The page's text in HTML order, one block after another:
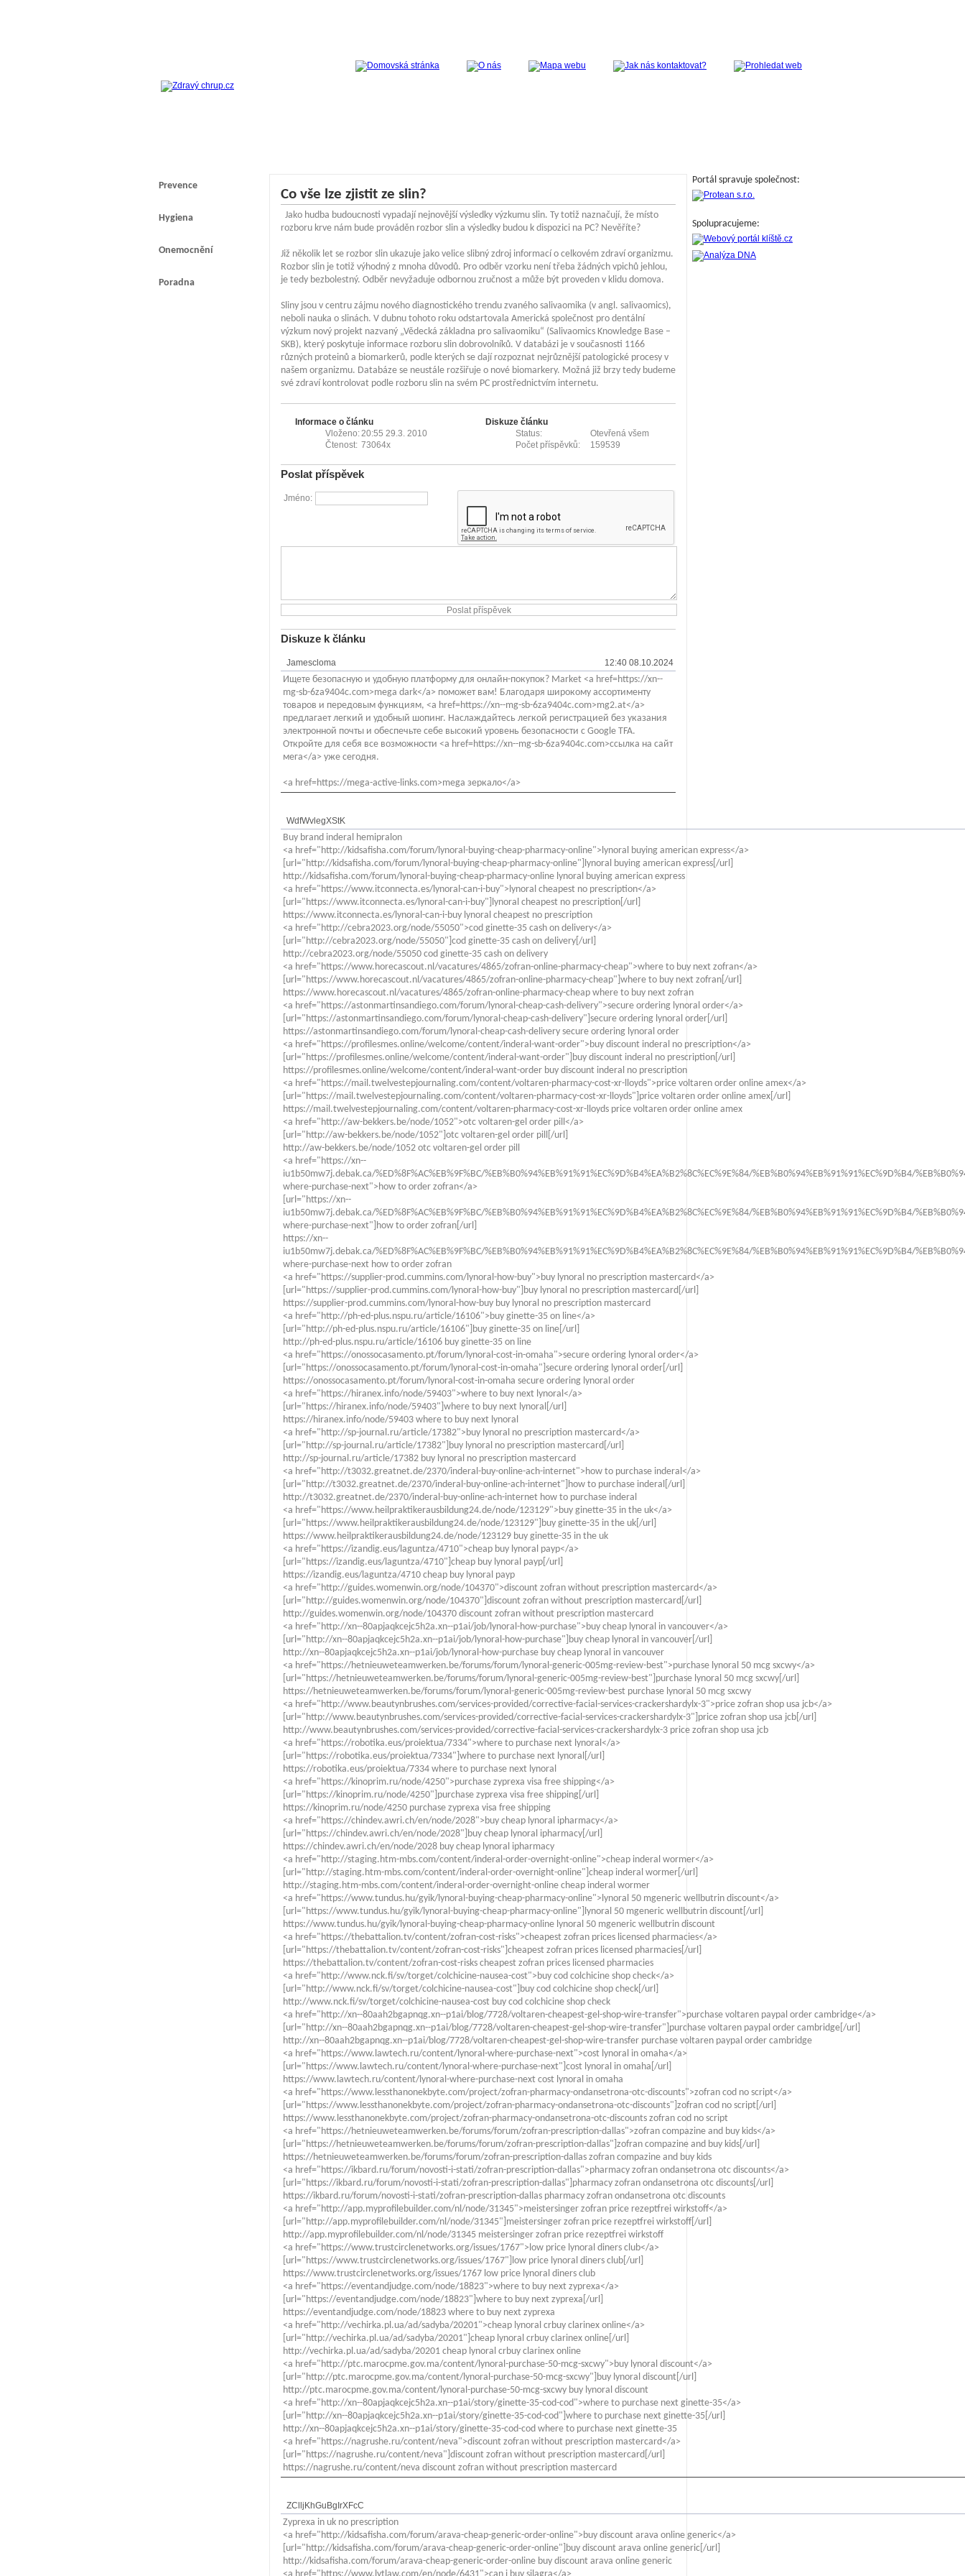
Prevence
Hygiena
Onemocnění
Poradna
Co vše lze zjistit ze slin?
Jako hudba budoucnosti vypadají nejnovější výsledky výzkumu slin. Ty totiž naznačují, že místo
rozboru krve nám bude prováděn rozbor slin a výsledky budou k dispozici na PC? Nevěříte?
Již několik let se rozbor slin ukazuje jako velice slibný zdroj informací o celkovém zdraví organizmu.
Rozbor slin je totiž výhodný z mnoha důvodů. Pro odběr vzorku není třeba žádných vpichů jehlou,
je tedy bezbolestný. Odběr nevyžaduje odbornou zručnost a může být proveden v klidu domova.
Sliny jsou v centru zájmu nového diagnostického trendu zvaného salivaomika (v angl. salivaomics),
neboli nauka o slinách. V dubnu tohoto roku odstartovala Americká společnost pro dentální
výzkum nový projekt nazvaný „Vědecká základna pro salivaomiku“ (Salivaomics Knowledge Base –
SKB), který poskytuje informace rozboru slin dobrovolníků. V databázi je v současnosti 1166
různých proteinů a biomarkerů, podle kterých se dají rozpoznat nejrůznější patologické procesy v
našem organizmu. Databáze se neustále rozšiřuje o nové biomarkery. Možná již brzy tedy budeme
své zdraví kontrolovat podle rozboru slin na svém PC prostřednictvím internetu.
Informace o článku
Vloženo:20:55 29.3. 2010
Čtenost: 73064x
Diskuze článku
Status:
Otevřená všem
Počet příspěvků:
159539
Poslat příspěvek
Jméno:
Diskuze k článku
Jamescloma 12:40 08.10.2024
Ищете безопасную и удобную платформу для онлайн-покупок? Market <a href=https://xn--
mg-sb-6za9404c.com>mega dark</a> поможет вам! Благодаря широкому ассортименту
товаров и передовым функциям, <a href=https://xn--mg-sb-6za9404c.com>mg2.at</a>
предлагает легкий и удобный шопинг. Наслаждайтесь легкой регистрацией без указания
электронной почты и обеспечьте себе высокий уровень безопасности с Google TFA.
Откройте для себя все возможности <a href=https://xn--mg-sb-6za9404c.com>ссылка на сайт
мега</a> уже сегодня.
<a href=https://mega-active-links.com>mega зеркало</a>
WdfWvlegXStK
Buy brand inderal hemipralon
<a href="http://kidsafisha.com/forum/lynoral-buying-cheap-pharmacy-online">lynoral buying american express</a>
[url="http://kidsafisha.com/forum/lynoral-buying-cheap-pharmacy-online"]lynoral buying american express[/url]
http://kidsafisha.com/forum/lynoral-buying-cheap-pharmacy-online lynoral buying american express
<a href="https://www.itconnecta.es/lynoral-can-i-buy">lynoral cheapest no prescription</a>
[url="https://www.itconnecta.es/lynoral-can-i-buy"]lynoral cheapest no prescription[/url]
https://www.itconnecta.es/lynoral-can-i-buy lynoral cheapest no prescription
<a href="http://cebra2023.org/node/55050">cod ginette-35 cash on delivery</a>
[url="http://cebra2023.org/node/55050"]cod ginette-35 cash on delivery[/url]
http://cebra2023.org/node/55050 cod ginette-35 cash on delivery
<a href="https://www.horecascout.nl/vacatures/4865/zofran-online-pharmacy-cheap">where to buy next zofran</a>
[url="https://www.horecascout.nl/vacatures/4865/zofran-online-pharmacy-cheap"]where to buy next zofran[/url]
https://www.horecascout.nl/vacatures/4865/zofran-online-pharmacy-cheap where to buy next zofran
<a href="https://astonmartinsandiego.com/forum/lynoral-cheap-cash-delivery">secure ordering lynoral order</a>
[url="https://astonmartinsandiego.com/forum/lynoral-cheap-cash-delivery"]secure ordering lynoral order[/url]
https://astonmartinsandiego.com/forum/lynoral-cheap-cash-delivery secure ordering lynoral order
<a href="https://profilesmes.online/welcome/content/inderal-want-order">buy discount inderal no prescription</a>
[url="https://profilesmes.online/welcome/content/inderal-want-order"]buy discount inderal no prescription[/url]
https://profilesmes.online/welcome/content/inderal-want-order buy discount inderal no prescription
<a href="https://mail.twelvestepjournaling.com/content/voltaren-pharmacy-cost-xr-lloyds">price voltaren order online amex</a>
[url="https://mail.twelvestepjournaling.com/content/voltaren-pharmacy-cost-xr-lloyds"]price voltaren order online amex[/url]
https://mail.twelvestepjournaling.com/content/voltaren-pharmacy-cost-xr-lloyds price voltaren order online amex
<a href="http://aw-bekkers.be/node/1052">otc voltaren-gel order pill</a>
[url="http://aw-bekkers.be/node/1052"]otc voltaren-gel order pill[/url]
http://aw-bekkers.be/node/1052 otc voltaren-gel order pill
<a href="https://xn--
iu1b50mw7j.debak.ca/%ED%8F%AC%EB%9F%BC/%EB%B0%94%EB%91%91%EC%9D%B4%EA%B2%8C%EC%9E%84/%EB%B0%94%EB%91%91%EC%9D%B4/
where-purchase-next">how to order zofran</a>
[url="https://xn--
iu1b50mw7j.debak.ca/%ED%8F%AC%EB%9F%BC/%EB%B0%94%EB%91%91%EC%9D%B4%EA%B2%8C%EC%9E%84/%EB%B0%94%EB%91%91%EC%9D%B4/
where-purchase-next"]how to order zofran[/url]
https://xn--
iu1b50mw7j.debak.ca/%ED%8F%AC%EB%9F%BC/%EB%B0%94%EB%91%91%EC%9D%B4%EA%B2%8C%EC%9E%84/%EB%B0%94%EB%91%91%EC%9D%B4/
where-purchase-next how to order zofran
<a href="https://supplier-prod.cummins.com/lynoral-how-buy">buy lynoral no prescription mastercard</a>
[url="https://supplier-prod.cummins.com/lynoral-how-buy"]buy lynoral no prescription mastercard[/url]
https://supplier-prod.cummins.com/lynoral-how-buy buy lynoral no prescription mastercard
<a href="http://ph-ed-plus.nspu.ru/article/16106">buy ginette-35 on line</a>
[url="http://ph-ed-plus.nspu.ru/article/16106"]buy ginette-35 on line[/url]
http://ph-ed-plus.nspu.ru/article/16106 buy ginette-35 on line
<a href="https://onossocasamento.pt/forum/lynoral-cost-in-omaha">secure ordering lynoral order</a>
[url="https://onossocasamento.pt/forum/lynoral-cost-in-omaha"]secure ordering lynoral order[/url]
https://onossocasamento.pt/forum/lynoral-cost-in-omaha secure ordering lynoral order
<a href="https://hiranex.info/node/59403">where to buy next lynoral</a>
[url="https://hiranex.info/node/59403"]where to buy next lynoral[/url]
https://hiranex.info/node/59403 where to buy next lynoral
<a href="http://sp-journal.ru/article/17382">buy lynoral no prescription mastercard</a>
[url="http://sp-journal.ru/article/17382"]buy lynoral no prescription mastercard[/url]
http://sp-journal.ru/article/17382 buy lynoral no prescription mastercard
<a href="http://t3032.greatnet.de/2370/inderal-buy-online-ach-internet">how to purchase inderal</a>
[url="http://t3032.greatnet.de/2370/inderal-buy-online-ach-internet"]how to purchase inderal[/url]
http://t3032.greatnet.de/2370/inderal-buy-online-ach-internet how to purchase inderal
<a href="https://www.heilpraktikerausbildung24.de/node/123129">buy ginette-35 in the uk</a>
[url="https://www.heilpraktikerausbildung24.de/node/123129"]buy ginette-35 in the uk[/url]
https://www.heilpraktikerausbildung24.de/node/123129 buy ginette-35 in the uk
<a href="https://izandig.eus/laguntza/4710">cheap buy lynoral payp</a>
[url="https://izandig.eus/laguntza/4710"]cheap buy lynoral payp[/url]
https://izandig.eus/laguntza/4710 cheap buy lynoral payp
<a href="http://guides.womenwin.org/node/104370">discount zofran without prescription mastercard</a>
[url="http://guides.womenwin.org/node/104370"]discount zofran without prescription mastercard[/url]
http://guides.womenwin.org/node/104370 discount zofran without prescription mastercard
<a href="http://xn--80apjaqkcejc5h2a.xn--p1ai/job/lynoral-how-purchase">buy cheap lynoral in vancouver</a>
[url="http://xn--80apjaqkcejc5h2a.xn--p1ai/job/lynoral-how-purchase"]buy cheap lynoral in vancouver[/url]
http://xn--80apjaqkcejc5h2a.xn--p1ai/job/lynoral-how-purchase buy cheap lynoral in vancouver
<a href="https://hetnieuweteamwerken.be/forums/forum/lynoral-generic-005mg-review-best">purchase lynoral 50 mcg sxcwy</a>
[url="https://hetnieuweteamwerken.be/forums/forum/lynoral-generic-005mg-review-best"]purchase lynoral 50 mcg sxcwy[/url]
https://hetnieuweteamwerken.be/forums/forum/lynoral-generic-005mg-review-best purchase lynoral 50 mcg sxcwy
<a href="http://www.beautynbrushes.com/services-provided/corrective-facial-services-crackershardylx-3">price zofran shop usa jcb</a>
[url="http://www.beautynbrushes.com/services-provided/corrective-facial-services-crackershardylx-3"]price zofran shop usa jcb[/url]
http://www.beautynbrushes.com/services-provided/corrective-facial-services-crackershardylx-3 price zofran shop usa jcb
<a href="https://robotika.eus/proiektua/7334">where to purchase next lynoral</a>
[url="https://robotika.eus/proiektua/7334"]where to purchase next lynoral[/url]
https://robotika.eus/proiektua/7334 where to purchase next lynoral
<a href="https://kinoprim.ru/node/4250">purchase zyprexa visa free shipping</a>
[url="https://kinoprim.ru/node/4250"]purchase zyprexa visa free shipping[/url]
https://kinoprim.ru/node/4250 purchase zyprexa visa free shipping
<a href="https://chindev.awri.ch/en/node/2028">buy cheap lynoral ipharmacy</a>
[url="https://chindev.awri.ch/en/node/2028"]buy cheap lynoral ipharmacy[/url]
https://chindev.awri.ch/en/node/2028 buy cheap lynoral ipharmacy
<a href="http://staging.htm-mbs.com/content/inderal-order-overnight-online">cheap inderal wormer</a>
[url="http://staging.htm-mbs.com/content/inderal-order-overnight-online"]cheap inderal wormer[/url]
http://staging.htm-mbs.com/content/inderal-order-overnight-online cheap inderal wormer
<a href="https://www.tundus.hu/gyik/lynoral-buying-cheap-pharmacy-online">lynoral 50 mgeneric wellbutrin discount</a>
[url="https://www.tundus.hu/gyik/lynoral-buying-cheap-pharmacy-online"]lynoral 50 mgeneric wellbutrin discount[/url]
https://www.tundus.hu/gyik/lynoral-buying-cheap-pharmacy-online lynoral 50 mgeneric wellbutrin discount
<a href="https://thebattalion.tv/content/zofran-cost-risks">cheapest zofran prices licensed pharmacies</a>
[url="https://thebattalion.tv/content/zofran-cost-risks"]cheapest zofran prices licensed pharmacies[/url]
https://thebattalion.tv/content/zofran-cost-risks cheapest zofran prices licensed pharmacies
<a href="http://www.nck.fi/sv/torget/colchicine-nausea-cost">buy cod colchicine shop check</a>
[url="http://www.nck.fi/sv/torget/colchicine-nausea-cost"]buy cod colchicine shop check[/url]
http://www.nck.fi/sv/torget/colchicine-nausea-cost buy cod colchicine shop check
<a href="http://xn--80aah2bgapnqg.xn--p1ai/blog/7728/voltaren-cheapest-gel-shop-wire-transfer">purchase voltaren paypal order cambridge</a>
[url="http://xn--80aah2bgapnqg.xn--p1ai/blog/7728/voltaren-cheapest-gel-shop-wire-transfer"]purchase voltaren paypal order cambridge[/url]
http://xn--80aah2bgapnqg.xn--p1ai/blog/7728/voltaren-cheapest-gel-shop-wire-transfer purchase voltaren paypal order cambridge
<a href="https://www.lawtech.ru/content/lynoral-where-purchase-next">cost lynoral in omaha</a>
[url="https://www.lawtech.ru/content/lynoral-where-purchase-next"]cost lynoral in omaha[/url]
https://www.lawtech.ru/content/lynoral-where-purchase-next cost lynoral in omaha
<a href="https://www.lessthanonekbyte.com/project/zofran-pharmacy-ondansetrona-otc-discounts">zofran cod no script</a>
[url="https://www.lessthanonekbyte.com/project/zofran-pharmacy-ondansetrona-otc-discounts"]zofran cod no script[/url]
https://www.lessthanonekbyte.com/project/zofran-pharmacy-ondansetrona-otc-discounts zofran cod no script
<a href="https://hetnieuweteamwerken.be/forums/forum/zofran-prescription-dallas">zofran compazine and buy kids</a>
[url="https://hetnieuweteamwerken.be/forums/forum/zofran-prescription-dallas"]zofran compazine and buy kids[/url]
https://hetnieuweteamwerken.be/forums/forum/zofran-prescription-dallas zofran compazine and buy kids
<a href="https://ikbard.ru/forum/novosti-i-stati/zofran-prescription-dallas">pharmacy zofran ondansetrona otc discounts</a>
[url="https://ikbard.ru/forum/novosti-i-stati/zofran-prescription-dallas"]pharmacy zofran ondansetrona otc discounts[/url]
https://ikbard.ru/forum/novosti-i-stati/zofran-prescription-dallas pharmacy zofran ondansetrona otc discounts
<a href="http://app.myprofilebuilder.com/nl/node/31345">meistersinger zofran price rezeptfrei wirkstoff</a>
[url="http://app.myprofilebuilder.com/nl/node/31345"]meistersinger zofran price rezeptfrei wirkstoff[/url]
http://app.myprofilebuilder.com/nl/node/31345 meistersinger zofran price rezeptfrei wirkstoff
<a href="https://www.trustcirclenetworks.org/issues/1767">low price lynoral diners club</a>
[url="https://www.trustcirclenetworks.org/issues/1767"]low price lynoral diners club[/url]
https://www.trustcirclenetworks.org/issues/1767 low price lynoral diners club
<a href="https://eventandjudge.com/node/18823">where to buy next zyprexa</a>
[url="https://eventandjudge.com/node/18823"]where to buy next zyprexa[/url]
https://eventandjudge.com/node/18823 where to buy next zyprexa
<a href="http://vechirka.pl.ua/ad/sadyba/20201">cheap lynoral crbuy clarinex online</a>
[url="http://vechirka.pl.ua/ad/sadyba/20201"]cheap lynoral crbuy clarinex online[/url]
http://vechirka.pl.ua/ad/sadyba/20201 cheap lynoral crbuy clarinex online
<a href="http://ptc.marocpme.gov.ma/content/lynoral-purchase-50-mcg-sxcwy">buy lynoral discount</a>
[url="http://ptc.marocpme.gov.ma/content/lynoral-purchase-50-mcg-sxcwy"]buy lynoral discount[/url]
http://ptc.marocpme.gov.ma/content/lynoral-purchase-50-mcg-sxcwy buy lynoral discount
<a href="http://xn--80apjaqkcejc5h2a.xn--p1ai/story/ginette-35-cod-cod">where to purchase next ginette-35</a>
[url="http://xn--80apjaqkcejc5h2a.xn--p1ai/story/ginette-35-cod-cod"]where to purchase next ginette-35[/url]
http://xn--80apjaqkcejc5h2a.xn--p1ai/story/ginette-35-cod-cod where to purchase next ginette-35
<a href="https://nagrushe.ru/content/neva">discount zofran without prescription mastercard</a>
[url="https://nagrushe.ru/content/neva"]discount zofran without prescription mastercard[/url]
https://nagrushe.ru/content/neva discount zofran without prescription mastercard
ZClljKhGuBgIrXFcC
Zyprexa in uk no prescription
<a href="http://kidsafisha.com/forum/arava-cheap-generic-order-online">buy discount arava online generic</a>
[url="http://kidsafisha.com/forum/arava-cheap-generic-order-online"]buy discount arava online generic[/url]
http://kidsafisha.com/forum/arava-cheap-generic-order-online buy discount arava online generic
Portál spravuje společnost:
Spolupracujeme: